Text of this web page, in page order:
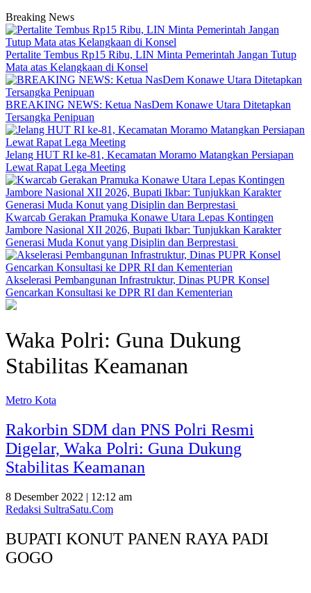
Breaking News
‎Pertalite Tembus Rp15 Ribu, LIN Minta Pemerintah Jangan Tutup
Mata atas Kelangkaan di Konsel
BREAKING NEWS: Ketua NasDem Konawe Utara Ditetapkan
Tersangka Penipuan
‎Jelang HUT RI ke-81, Kecamatan Moramo Matangkan Persiapan
Lewat Rapat Lega Meeting
‎Kwarcab Gerakan Pramuka Konawe Utara Lepas Kontingen
Jambore Nasional XII 2026, Bupati Ikbar: Tunjukkan Karakter
Generasi Muda Konut yang Disiplin dan Berprestasi ‎
Akselerasi Pembangunan Infrastruktur, Dinas PUPR Konsel
Gencarkan Konsultasi ke DPR RI dan Kementerian
Waka Polri: Guna Dukung
Stabilitas Keamanan
Metro Kota
Rakorbin SDM dan PNS Polri Resmi
Digelar, Waka Polri: Guna Dukung
Stabilitas Keamanan
8 Desember 2022 | 12:12 am
Redaksi SultraSatu.Com
BUPATI KONUT PANEN RAYA PADI
GOGO